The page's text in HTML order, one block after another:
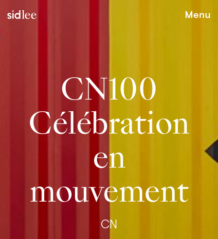
Menu
CN100
Célébration
en
mouvement
CN